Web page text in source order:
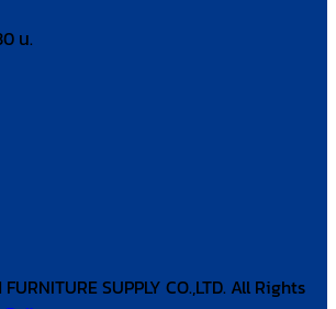
น.
SUPPLY CO.,LTD. All Rights